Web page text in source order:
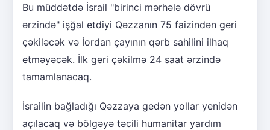
Bu müddətdə İsrail "birinci mərhələ dövrü
ərzində" işğal etdiyi Qəzzanın 75 faizindən geri
çəkiləcək və İordan çayının qərb sahilini ilhaq
etməyəcək. İlk geri çəkilmə 24 saat ərzində
tamamlanacaq.
İsrailin bağladığı Qəzzaya gedən yollar yenidən
açılacaq və bölgəyə təcili humanitar yardım